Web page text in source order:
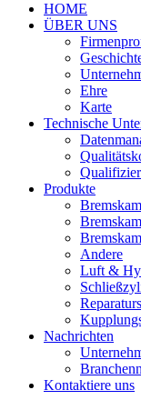
HOME
ÜBER UNS
Ehre
Karte
Technische
Produkte
Andere
Luft &
Nachrichten
Kontaktiere uns